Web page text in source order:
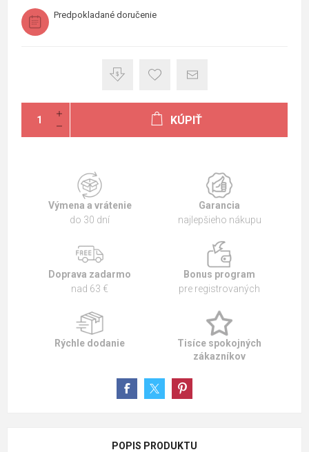
Predpokladané doručenie
KÚPIŤ
Výmena a vrátenie
do 30 dní
Garancia
najlepšieho nákupu
Doprava zadarmo
nad 63 €
Bonus program
pre registrovaných
Rýchle dodanie
Tisíce spokojných
zákazníkov
POPIS PRODUKTU